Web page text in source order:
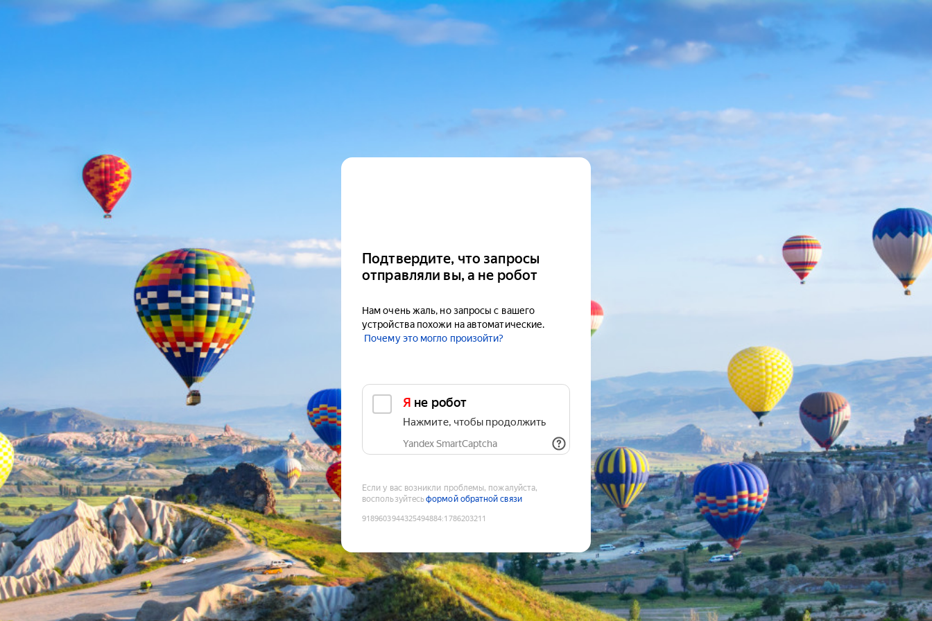
Подтвердите, что запросы
отправляли вы, а не робот
Нам очень жаль, но запросы с вашего
устройства похожи на автоматические.
Почему это могло произойти?
Я не робот
Нажмите, чтобы продолжить
Yandex SmartCaptcha
Если у вас возникли проблемы, пожалуйста,
воспользуйтесьформой обратной связи
9189603944325494884:1786203211